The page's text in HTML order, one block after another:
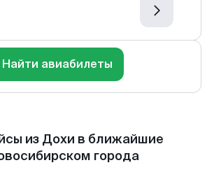
Найти авиабилеты
из Дохи в ближайшие
города